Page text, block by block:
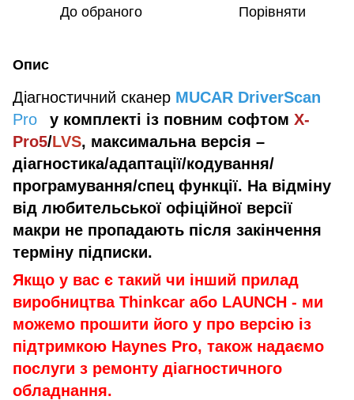
До обраного Порівняти
Опис
Діагностичний сканер MUCAR DriverScan
Pro
у комплекті із повним софтом X-
Pro5/LVS, максимальна версія –
діагностика/адаптації/кодування/
програмування/спец функції. На відміну
від любительської офіційної версії
макри не пропадають після закінчення
терміну підписки.
Якщо у вас є такий чи інший прилад
виробництва Thinkcar або LAUNCH - ми
можемо прошити його у про версію із
підтримкою Haynes Pro, також надаємо
послуги з ремонту діагностичного
обладнання.